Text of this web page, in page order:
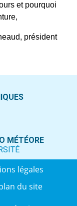
et pourquoi
président
MÉTÉORE
légales
du site